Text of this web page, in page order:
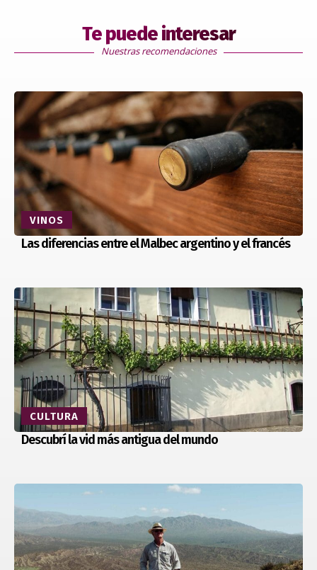
Te puede interesar
Nuestras recomendaciones
VINOS
Las diferencias entre el Malbec argentino y el francés
CULTURA
Descubrí la vid más antigua del mundo